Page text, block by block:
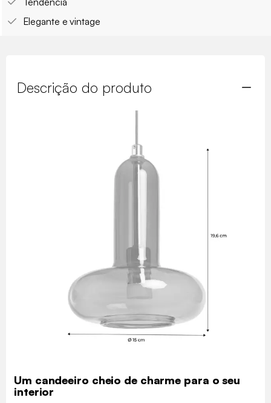
Elegante e vintage
Descrição do produto
Um candeeiro cheio de charme para o seu
interior